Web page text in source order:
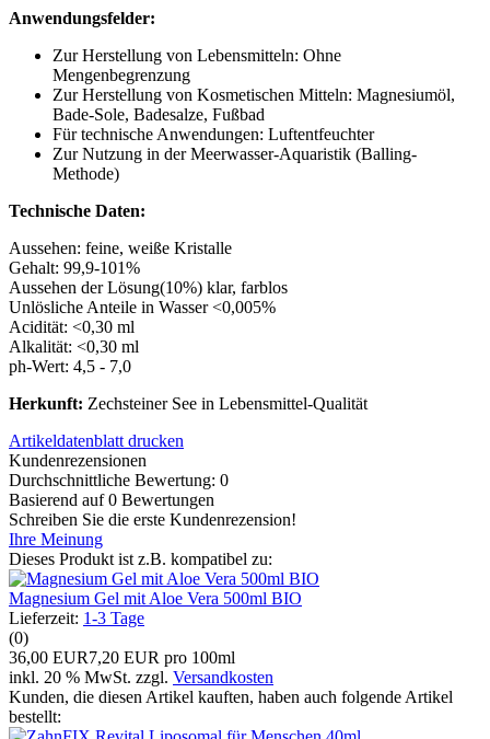
Anwendungsfelder:
Zur Herstellung von Lebensmitteln: Ohne
Mengenbegrenzung
Zur Herstellung von Kosmetischen Mitteln: Magnesiumöl,
Bade-Sole, Badesalze, Fußbad
Für technische Anwendungen: Luftentfeuchter
Zur Nutzung in der Meerwasser-Aquaristik (Balling-
Methode)
Technische Daten:
Aussehen: feine, weiße Kristalle
Gehalt: 99,9-101%
Aussehen der Lösung(10%) klar, farblos
Unlösliche Anteile in Wasser <0,005%
Acidität: <0,30 ml
Alkalität: <0,30 ml
ph-Wert: 4,5 - 7,0
Herkunft: Zechsteiner See in Lebensmittel-Qualität
Artikeldatenblatt drucken
Kundenrezensionen
Durchschnittliche Bewertung: 0
Basierend auf 0 Bewertungen
Schreiben Sie die erste Kundenrezension!
Ihre Meinung
Dieses Produkt ist z.B. kompatibel zu:
Magnesium Gel mit Aloe Vera 500ml BIO
Lieferzeit: 1-3 Tage
(0)
36,00 EUR7,20 EUR pro 100ml
inkl. 20 % MwSt. zzgl. Versandkosten
Kunden, die diesen Artikel kauften, haben auch folgende Artikel
bestellt: